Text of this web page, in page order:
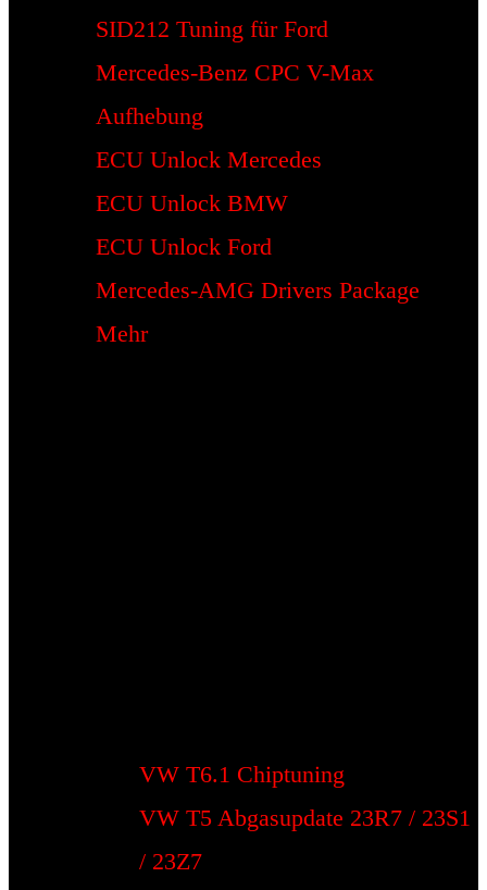
SID212 Tuning für Ford
Mercedes-Benz CPC V-Max
Aufhebung
ECU Unlock Mercedes
ECU Unlock BMW
ECU Unlock Ford
Mercedes-AMG Drivers Package
Mehr
VW T6.1 Chiptuning
VW T5 Abgasupdate 23R7 / 23S1
/ 23Z7